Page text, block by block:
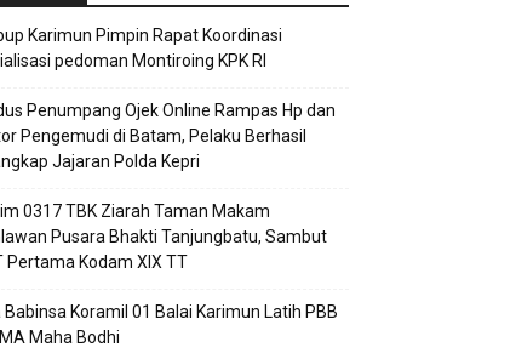
Karimun Pimpin Rapat Koordinasi
pedoman Montiroing KPK RI
Penumpang Ojek Online Rampas Hp dan
Pengemudi di Batam, Pelaku Berhasil
Jajaran Polda Kepri
0317 TBK Ziarah Taman Makam
Pusara Bhakti Tanjungbatu, Sambut
Pertama Kodam XIX TT
Babinsa Koramil 01 Balai Karimun Latih PBB
Maha Bodhi